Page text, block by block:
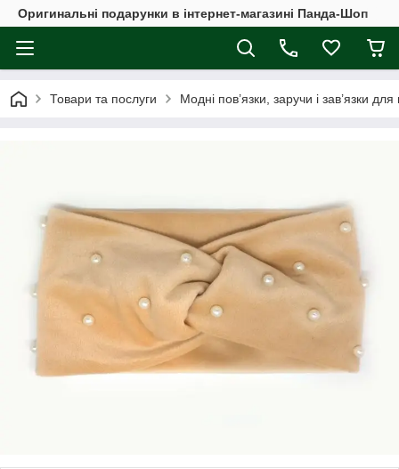
Оригинальні подарунки в інтернет-магазині Панда-Шоп
Товари та послуги Модні пов’язки, заручи і зав’язки